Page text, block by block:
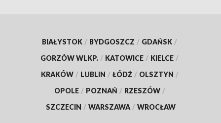
BIAŁYSTOK / BYDGOSZCZ / GDAŃSK /
GORZÓW WLKP. / KATOWICE / KIELCE /
KRAKÓW / LUBLIN / ŁÓDŹ / OLSZTYN /
OPOLE / POZNAŃ / RZESZÓW /
SZCZECIN / WARSZAWA / WROCŁAW